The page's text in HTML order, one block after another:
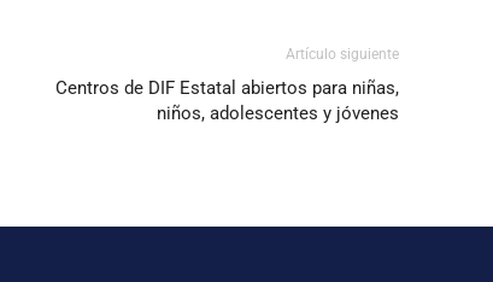
Artículo siguiente
Centros de DIF Estatal abiertos para niñas,
niños, adolescentes y jóvenes